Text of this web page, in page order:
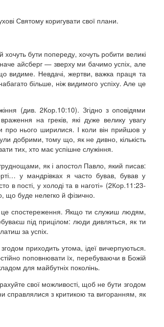
Святому коригувати свої плани.
бути попереду, хочуть робити великі
айсберг — зверху ми бачимо успіх, але
видиме. Невдачі, жертви, важка праця та
більше, ніж видимого успіху. Але це
(див. 2Кор.10:10). Згідно з оповідями
на греків, які дуже велику увагу
про нього ширилися. І коли він прийшов у
добрими, тому що, як не дивно, кількість
тих, хто має успішне служіння.
як і апостол Павло, який писав:
у мандрівках я часто бував, бував у
в пості, у холоді та в наготі» (2Кор.11:23-
що буде нелегко й фізично.
спостереження. Якщо ти служиш людям,
під прицілом: люди дивляться, як ти
за успіх.
приходить утома, ідеї вичерпуються.
поповнювати їх, перебуваючи в Божій
для майбутніх поколінь.
свої можливості, щоб не бути згодом
справлялися з критикою та вигоранням, як